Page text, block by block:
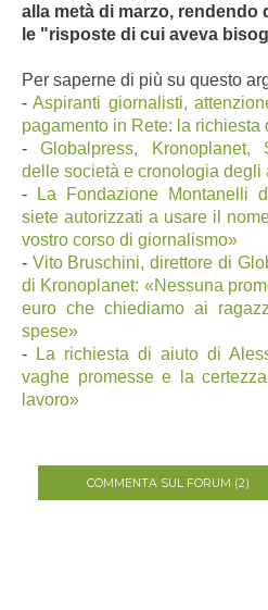
alla metà di marzo, rendendo
le "risposte di cui aveva
Per saperne di più su questo
-Aspiranti giornalisti,
pagamento in Rete: la richiesta
-Globalpress, Kronoplanet,
delle società e cronologia degli
-
La Fondazione Montanelli
siete autorizzati a usare il
vostro corso di giornalismo»
- Vito Bruschini, direttore di
di Kronoplanet: «Nessuna
euro che chiediamo ai
spese»
-
La richiesta di aiuto di
vaghe promesse e la
lavoro»
COMMENTA SUL FORUM (2)